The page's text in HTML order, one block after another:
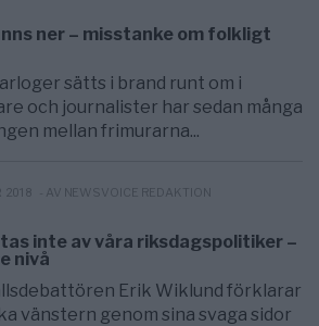
ner – misstanke om folkligt
sätts i brand runt om i
och journalister har sedan många
mellan frimurarna...
2018 - AV NEWSVOICE REDAKTION
inte av våra riksdagspolitiker –
nivå
Erik Wiklund förklarar
vänstern genom sina svaga sidor